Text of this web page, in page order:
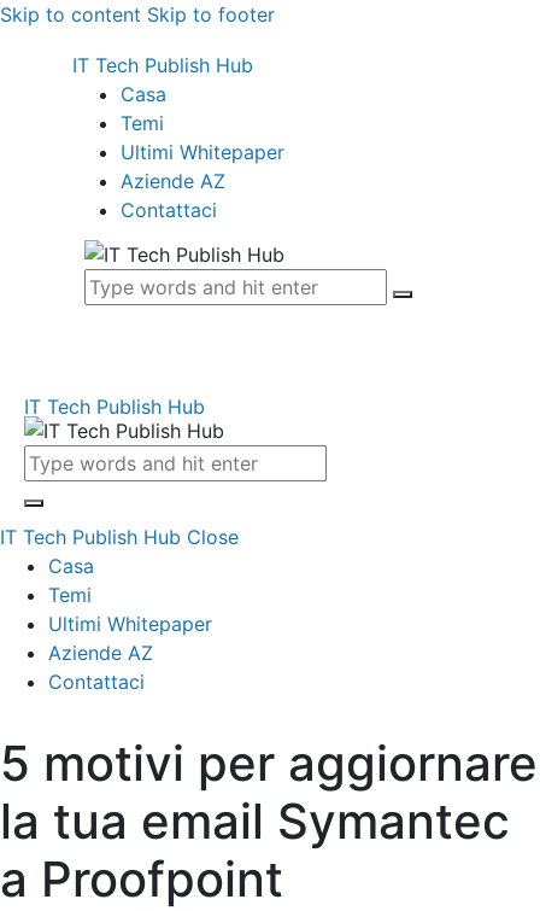
Skip to content Skip to footer
IT Tech Publish Hub
Casa
Temi
Ultimi Whitepaper
Aziende AZ
Contattaci
IT Tech Publish Hub
IT Tech Publish Hub Close
Casa
Temi
Ultimi Whitepaper
Aziende AZ
Contattaci
5 motivi per aggiornare
la tua email Symantec
a Proofpoint